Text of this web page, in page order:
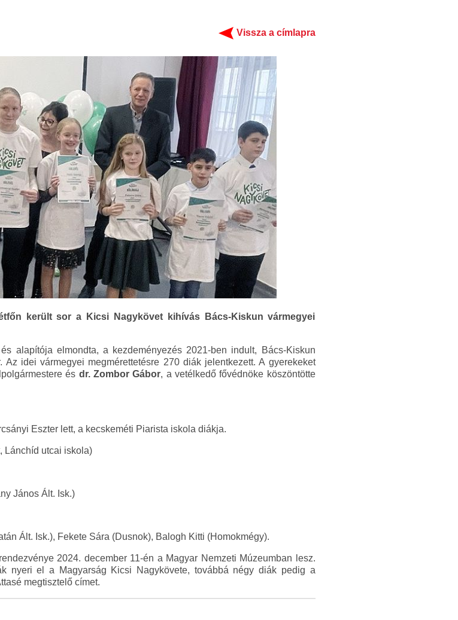
Vissza a címlapra
került sor a Kicsi Nagykövet kihívás Bács-Kiskun vármegyei
alapítója elmondta, a kezdeményezés 2021-ben indult, Bács-Kiskun
idei vármegyei megmérettetésre 270 diák jelentkezett. A gyerekeket
és dr. Zombor Gábor, a vetélkedő fővédnöke köszöntötte
Eszter lett, a kecskeméti Piarista iskola diákja.
Lánchíd utcai iskola)
János Ált. Isk.)
Ált. Isk.), Fekete Sára (Dusnok), Balogh Kitti (Homokmégy).
2024. december 11-én a Magyar Nemzeti Múzeumban lesz.
nyeri el a Magyarság Kicsi Nagykövete, továbbá négy diák pedig a
megtisztelő címet.